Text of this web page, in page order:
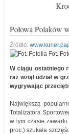
Połowa Polaków
Źródło:
Fot.
W ciągu ostatniego
raz wziął udział w
wygrywając
Największą
Totalizatora
w tym czasie
proc.) szukała